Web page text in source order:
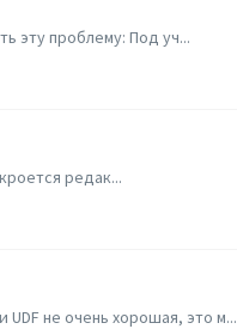
эту проблему: Под уч...
редак...
не очень хорошая, это м...